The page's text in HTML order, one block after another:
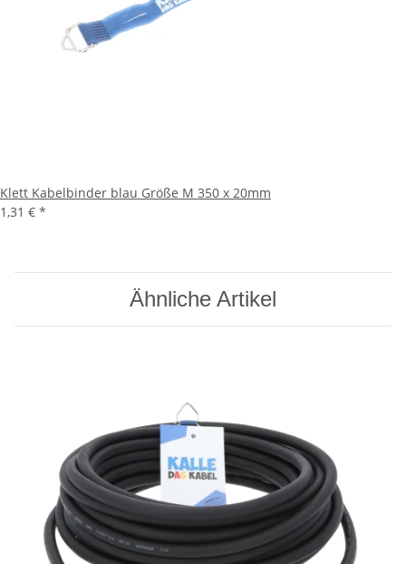
Klett Kabelbinder blau Größe M 350 x 20mm
1,31 € *
Ähnliche Artikel